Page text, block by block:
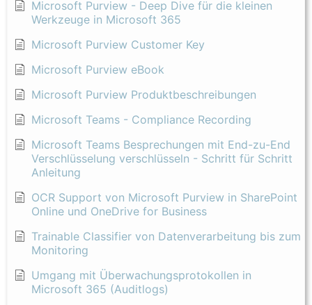
Microsoft Purview - Deep Dive für die kleinen
Werkzeuge in Microsoft 365
Microsoft Purview Customer Key
Microsoft Purview eBook
Microsoft Purview Produktbeschreibungen
Microsoft Teams - Compliance Recording
Microsoft Teams Besprechungen mit End-zu-End
Verschlüsselung verschlüsseln - Schritt für Schritt
Anleitung
OCR Support von Microsoft Purview in SharePoint
Online und OneDrive for Business
Trainable Classifier von Datenverarbeitung bis zum
Monitoring
Umgang mit Überwachungsprotokollen in
Microsoft 365 (Auditlogs)